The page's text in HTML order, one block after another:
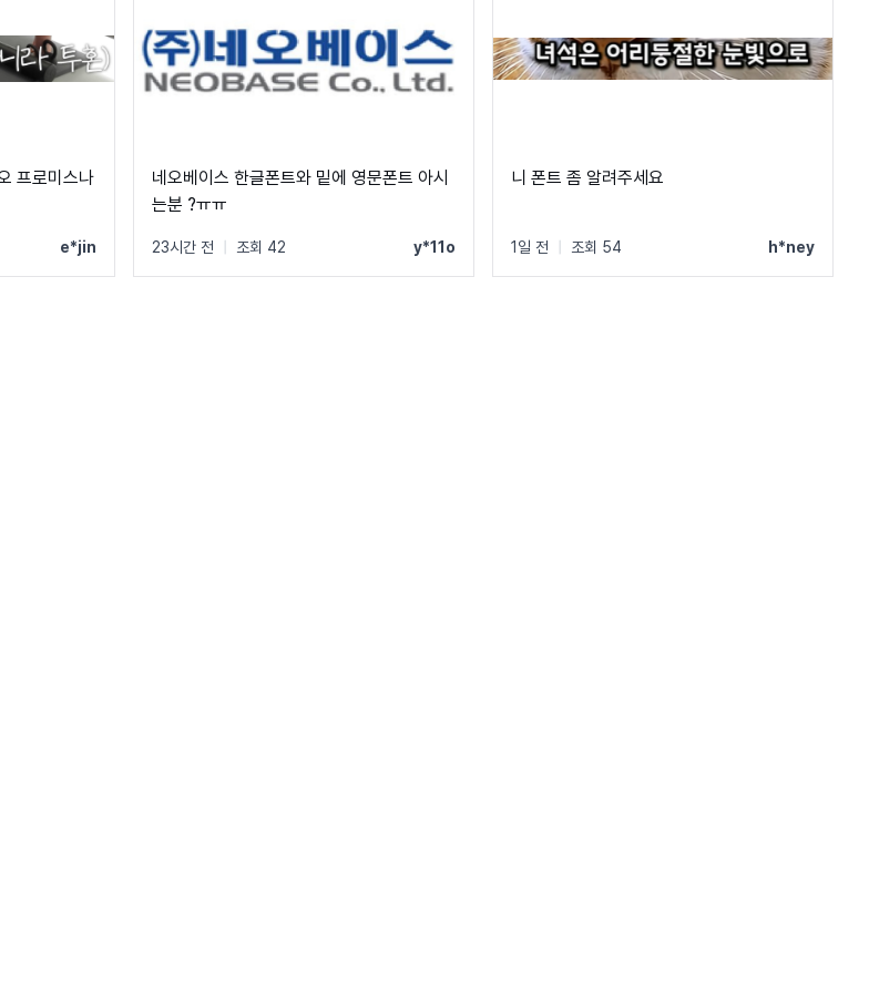
프로미스나
e*jin
네오베이스 한글폰트와 밑에 영문폰트 아시
는분 ?ㅠㅠ
23시간 전 조회 42 y*11o
니 폰트 좀 알려주세요
1일 전 조회 54 h*ney